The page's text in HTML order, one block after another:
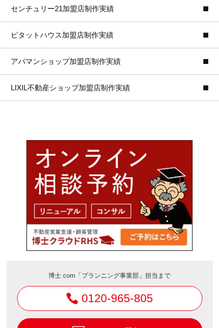
センチュリー21加盟店制作実績
ピタットハウス加盟店制作実績
アパマンショップ加盟店制作実績
LIXIL不動産ショップ加盟店制作実績
博士.com「プランニング事業部」担当まで
0120-965-805